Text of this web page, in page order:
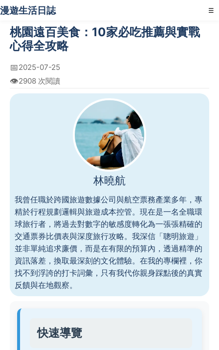
漫遊生活日誌 ☰
桃園遠百美食：10家必吃推薦與實戰
心得全攻略
📅2025-07-25
👁️2908 次閱讀
林曉航
我曾任職於跨國旅遊數據公司與航空票務產業多年，專
精於行程規劃邏輯與旅遊成本控管。現在是一名全職環
球旅行者，將過去對數字的敏感度轉化為一張張精確的
交通票券比價表與深度旅行攻略。我深信「聰明旅遊」
並非單純追求廉價，而是在有限的預算內，透過精準的
資訊落差，換取最深刻的文化體驗。在我的專欄裡，你
找不到浮誇的打卡詞彙，只有我代你親身踩點後的真實
反饋與在地觀察。
快速導覽